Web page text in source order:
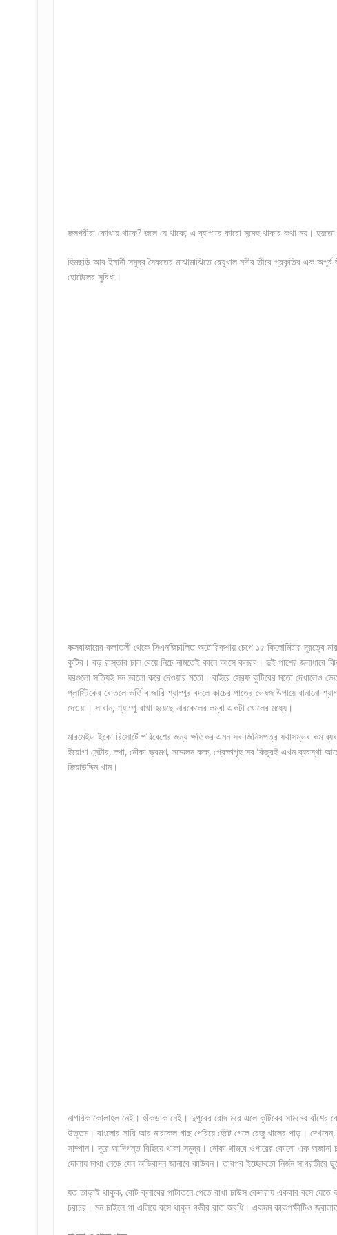
জলপরীরা কোথায় থাকে? জলে যে থাকে; এ ব্যাপারে কারো সন্দেহ থাকার কথা নয়।
হিমছড়ি আর ইনানী সমুদ্র সৈকতের মাঝামাঝিতে রেযুখাল নদীর তীরে প্রকৃতির এক
হোটেলের সুবিধা।
কক্সবাজারের কলাতলী থেকে সিএনজিচালিত অটোরিকশায় চেপে ১৫ কিলোমিটার
কুটির। বড় রাস্তার ঢাল বেয়ে নিচে নামতেই কানে আসে কলরব। দুই পাশের
ঘরগুলো সত্যিই মন ভালো করে দেওয়ার মতো। বাইরে স্রেফ কুটিরের মতো দেখালেও
প্লাস্টিকের বোতলে ভর্তি বাজারি শ্যাম্পুর বদলে কাচের পাত্রে ভেষজ উপায়ে
দেওয়া। সাবান, শ্যাম্পু রাখা হয়েছে নারকেলের লম্বা একটা খোলের মধ্যে।
মারমেইড ইকো রিসোর্টে পরিবেশের জন্য ক্ষতিকর এমন সব জিনিসপত্র যথাসম্ভব কম
ইয়োগা সেন্টার, স্পা, নৌকা ভ্রমণ, সম্মেলন কক্ষ, প্রেক্ষাগৃহ সব কিছুরই এখন ব্যবস্থা
জিয়াউদ্দিন খান।
নাগরিক কোলাহল নেই। হাঁকডাক নেই। দুপুরের রোদ মরে এলে কুটিরের সামনের বাঁশের
উত্তম। বাংলোর সারি আর নারকেল গাছ পেরিয়ে হেঁটে গেলে রেজু খালের পাড়। দেখবেন,
সাম্পান। দূরে আদিগন্ত বিছিয়ে থাকা সমুদ্র। নৌকা থামবে ওপারের কোনো এক অজানা
দোলায় মাথা নেড়ে যেন অভিবাদন জানাবে ঝাউবন। তারপর ইচ্ছেমতো নির্জন সাগরতীরে
যত তাড়াই থাকুক, বোট ক্লাবের পাটাতনে পেতে রাখা ঢাউস কেদারায় একবার বসে
চরাচর। মন চাইলে গা এলিয়ে বসে থাকুন গভীর রাত অবধি। একদম কাকপক্ষীটিও